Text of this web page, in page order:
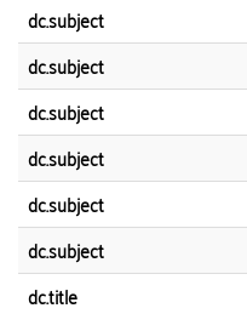
dc.subject
dc.subject
dc.subject
dc.subject
dc.subject
dc.subject
dc.title